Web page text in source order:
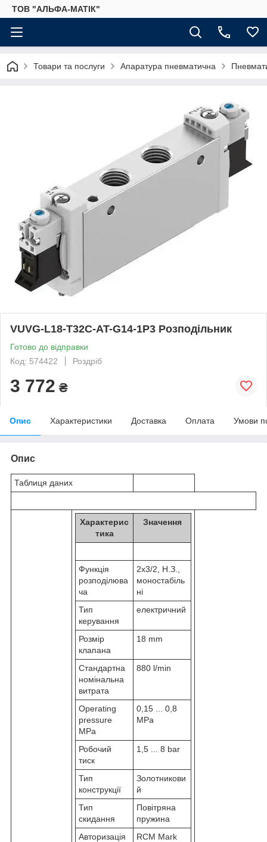
ТОВ "АЛЬФА-МАТІК"
Товари та послуги Апаратура пневматична
VUVG-L18-T32C-AT-G14-1P3 Розподільник
Готово до відправки
Код: 574422
Роздріб
3 772 ₴
Опис Характеристики Доставка Оплата Умови
Опис
Таблиця даних
Характерис
тика
Значення
Функція
розподілюва
ча
2x3/2, Н.З.,
моностабіль
ні
Тип
керування
електричний
Розмір
клапана
18 mm
Стандартна
номінальна
витрата
880 l/min
Operating
pressure
MPa
0,15 ... 0,8
MPa
Робочий
тиск
1,5 ... 8 bar
Тип
конструкції
Золотникови
й
Тип
скидання
Повітряна
пружина
Авторизація
RCM Mark